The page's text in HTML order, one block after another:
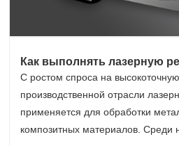
Как выполнять лазерную
стали с защитной пленкой
С ростом спроса на
производственной отрасли
применяется для обработки
композитных материалов. Среди